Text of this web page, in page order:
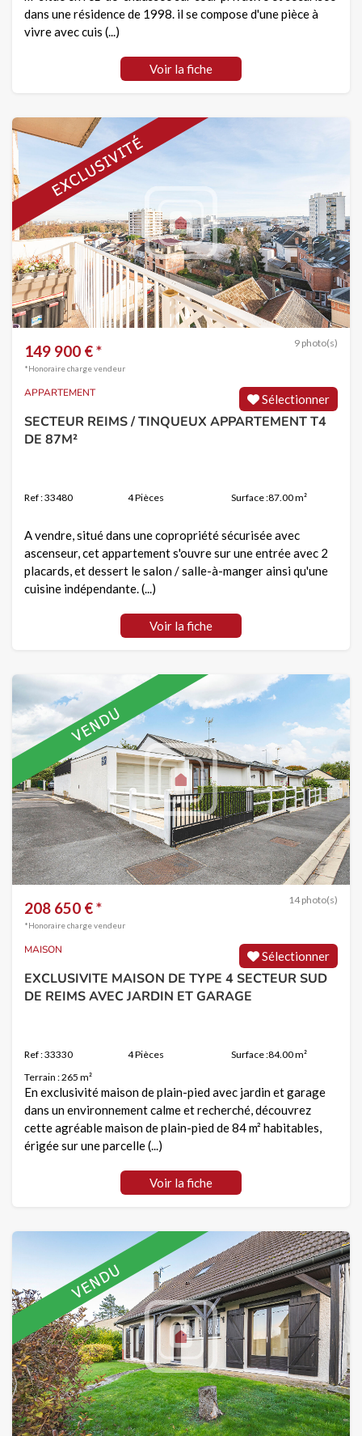
dans une résidence de 1998. il se compose d'une pièce à
vivre avec cuis (...)
Voir la fiche
9 photo(s)
149 900 € *
*Honoraire charge vendeur
Sélectionner
APPARTEMENT
SECTEUR REIMS / TINQUEUX APPARTEMENT T4
DE 87M²
Ref : 33480 4 Pièces Surface :87.00 m²
A vendre, situé dans une copropriété sécurisée avec
ascenseur, cet appartement s'ouvre sur une entrée avec 2
placards, et dessert le salon / salle-à-manger ainsi qu'une
cuisine indépendante. (...)
Voir la fiche
14 photo(s)
208 650 € *
*Honoraire charge vendeur
Sélectionner
MAISON
EXCLUSIVITE MAISON DE TYPE 4 SECTEUR SUD
DE REIMS AVEC JARDIN ET GARAGE
Ref : 33330 4 Pièces
Surface :84.00 m²
Terrain : 265 m²
En exclusivité maison de plain-pied avec jardin et garage
dans un environnement calme et recherché, découvrez
cette agréable maison de plain-pied de 84 m² habitables,
érigée sur une parcelle (...)
Voir la fiche